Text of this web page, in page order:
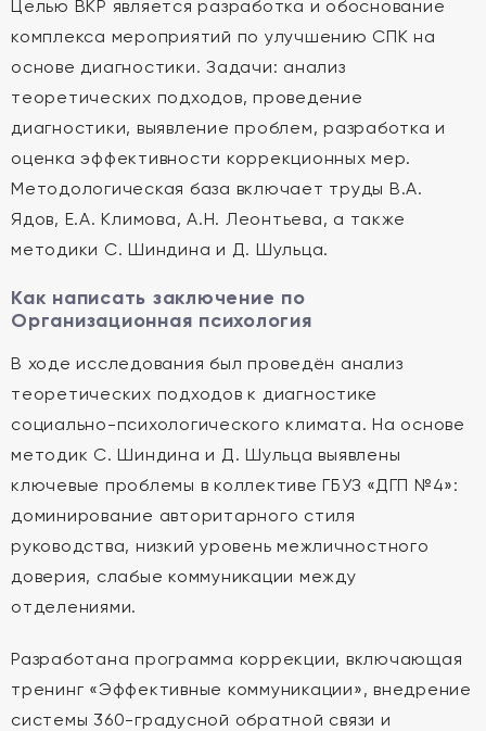
Целью ВКР является разработка и обоснование
комплекса мероприятий по улучшению СПК на
основе диагностики. Задачи: анализ
теоретических подходов, проведение
диагностики, выявление проблем, разработка и
оценка эффективности коррекционных мер.
Методологическая база включает труды В.А.
Ядов, Е.А. Климова, А.Н. Леонтьева, а также
методики С. Шиндина и Д. Шульца.
Как написать заключение по
Организационная психология
В ходе исследования был проведён анализ
теоретических подходов к диагностике
социально-психологического климата. На основе
методик С. Шиндина и Д. Шульца выявлены
ключевые проблемы в коллективе ГБУЗ «ДГП №4»:
доминирование авторитарного стиля
руководства, низкий уровень межличностного
доверия, слабые коммуникации между
отделениями.
Разработана программа коррекции, включающая
тренинг «Эффективные коммуникации», внедрение
системы 360-градусной обратной связи и